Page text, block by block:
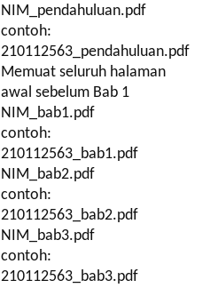
NIM_pendahuluan.pdf
contoh:
210112563_pendahuluan.pdf
Memuat seluruh halaman
awal sebelum Bab 1
NIM_bab1.pdf
contoh:
210112563_bab1.pdf
NIM_bab2.pdf
contoh:
210112563_bab2.pdf
NIM_bab3.pdf
contoh:
210112563_bab3.pdf